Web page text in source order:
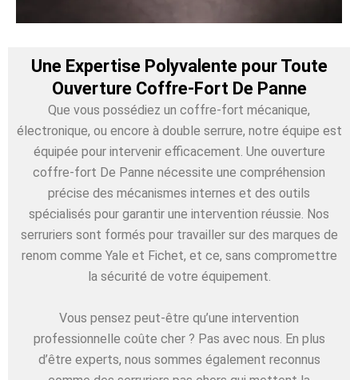
Une Expertise Polyvalente pour Toute
Ouverture Coffre-Fort De Panne
Que vous possédiez un coffre-fort mécanique,
électronique, ou encore à double serrure, notre équipe est
équipée pour intervenir efficacement. Une ouverture
coffre-fort De Panne nécessite une compréhension
précise des mécanismes internes et des outils
spécialisés pour garantir une intervention réussie. Nos
serruriers sont formés pour travailler sur des marques de
renom comme Yale et Fichet, et ce, sans compromettre
la sécurité de votre équipement.
Vous pensez peut-être qu’une intervention
professionnelle coûte cher ? Pas avec nous. En plus
d’être experts, nous sommes également reconnus